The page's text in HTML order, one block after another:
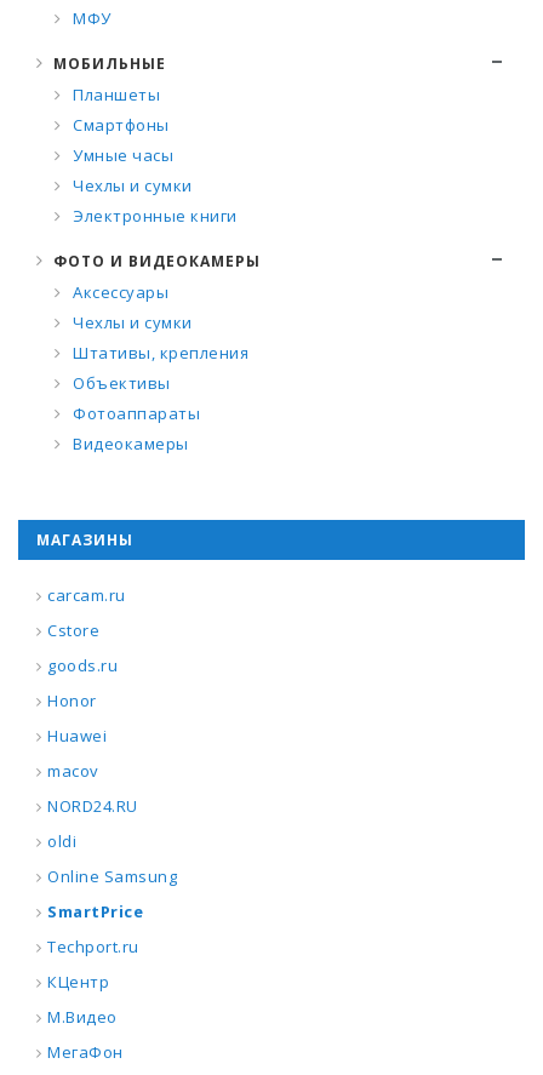
МФУ
МОБИЛЬНЫЕ
Планшеты
Смартфоны
Умные часы
Чехлы и сумки
Электронные книги
ФОТО И ВИДЕОКАМЕРЫ
Аксессуары
Чехлы и сумки
Штативы, крепления
Объективы
Фотоаппараты
Видеокамеры
МАГАЗИНЫ
carcam.ru
Cstore
goods.ru
Honor
Huawei
macov
NORD24.RU
oldi
Online Samsung
SmartPrice
Techport.ru
КЦентр
М.Видео
МегаФон